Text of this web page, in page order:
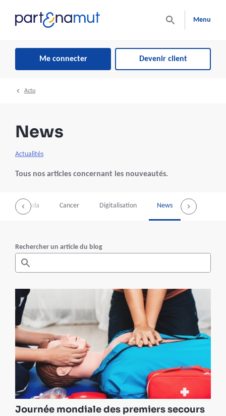
Menu
Me connecter Devenir client
Actu
News
Actualités
Tous nos articles concernant les nouveautés.
Agenda Cancer Digitalisation News Soins de
Rechercher un article du blog
Journée mondiale des premiers secours